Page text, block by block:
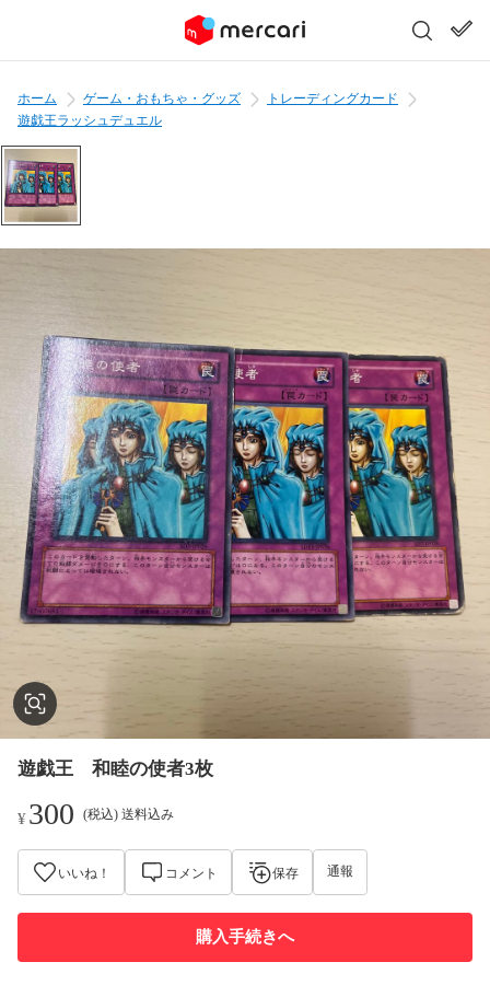
ホーム ゲーム・おもちゃ・グッズ
トレーディングカード
遊戯王ラッシュデュエル
遊戯王 和睦の使者3枚
¥300 (税込) 送料込み
いいね！ コメント 保存 通報
購入手続きへ